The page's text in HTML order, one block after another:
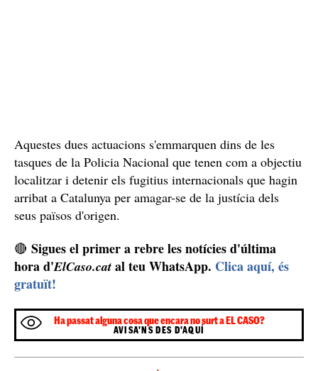
Aquestes dues actuacions s'emmarquen dins de les
tasques de la Policia Nacional que tenen com a objectiu
localitzar i detenir els fugitius internacionals que hagin
arribat a Catalunya per amagar-se de la justícia dels
seus països d'origen.
🔴 Sigues el primer a rebre les notícies d'última
hora d'ElCaso.cat al teu WhatsApp. Clica aquí, és
gratuït!
Ha passat alguna cosa que encara no surt a EL CASO?
AVISA'NS DES D'AQUÍ